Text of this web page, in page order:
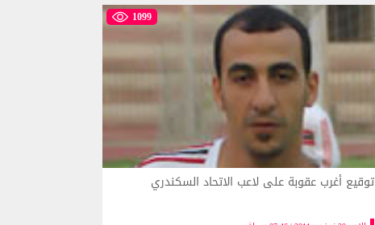
1099
توقيع أغرب عقوبة على لاعب الاتحاد السكندري